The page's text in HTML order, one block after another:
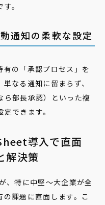
。
通知の柔軟な設定
有の「承認プロセス」を
なる通知に留まらず、
ら部長承認）といった複
できます。
導入で直面
解決策
、特に中堅〜大企業が全
課題に直面します。こ